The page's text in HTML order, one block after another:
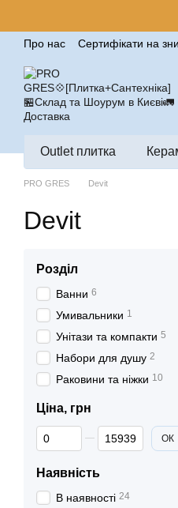
Про нас Сертифікати на
Outlet плитка
PRO GRES Devit
Devit
Розділ
Ванни 6
Умивальники 1
Унітази та компакти 5
Набори для душу 2
Раковини та ніжки 10
Ціна, грн
Від Ціна, грн
До Ціна, грн ОК
Наявність
В наявності 24